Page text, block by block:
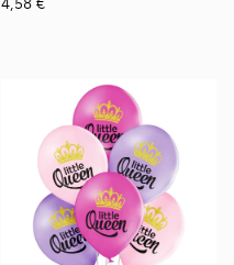
4,58 €